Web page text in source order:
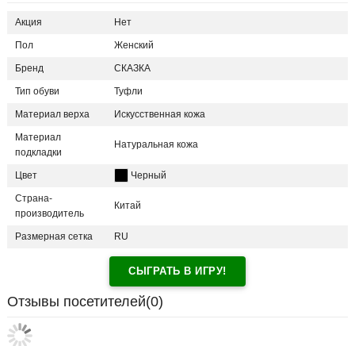
Акция Нет
Пол Женский
Бренд СКАЗКА
Тип обуви Туфли
Материал верха Искусственная кожа
Материал
подкладки
Натуральная кожа
Цвет Черный
Страна-
производитель
Китай
Размерная сетка RU
СЫГРАТЬ В ИГРУ!
Отзывы посетителей(0)